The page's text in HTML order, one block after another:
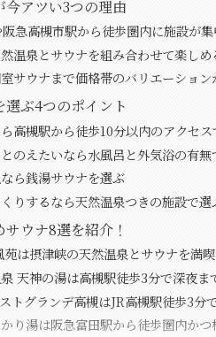
今アツい3つの理由
急高槻市駅から徒歩圏内に施設が
温泉とサウナを組み合わせて楽しめ
サウナまで価格帯のバリエーション
ぶ4つのポイント
高槻駅から徒歩10分以内のアクセ
のえたいなら水風呂と外気浴の有無
ら銭湯サウナを選ぶ
りするなら天然温泉つきの施設で選
ウナ8選を紹介！
苑は摂津峡の天然温泉とサウナを満
天神の湯は高槻駅徒歩3分で深夜ま
トグランデ高槻はJR高槻駅徒歩3分
り湯は阪急富田駅から徒歩圏内か